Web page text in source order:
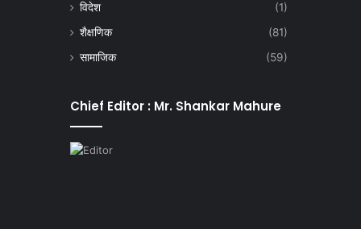
विदेश
(1)
शैक्षणिक
(81)
सामाजिक
(59)
Chief Editor : Mr. Shankar Mahure